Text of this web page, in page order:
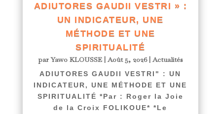
ADIUTORES GAUDII VESTRI » :
UN INDICATEUR, UNE
MÉTHODE ET UNE
SPIRITUALITÉ
parYawo KLOUSSE| Août 5, 2026| Actualités
ADIUTORES GAUDII VESTRI" : UN
INDICATEUR, UNE MÉTHODE ET UNE
SPIRITUALITÉ *Par : Roger la Joie
de la Croix FOLIKOUE* *Le